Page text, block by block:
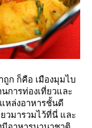
ก็คือ เมืองมุมไบ
การท่องเที่ยวและ
หล่งอาหารชั้นดี
วมารวมไว้ที่นี่ และ